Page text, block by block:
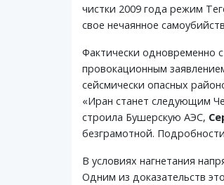
чистки 2009 года режим
свое нечаянное
Фактически одновременно
провокационным
сейсмически опасных
«Иран станет следующим
строила Бушерскую АЭС,
безграмотной.
В условиях нагнетания
Одним из доказательств